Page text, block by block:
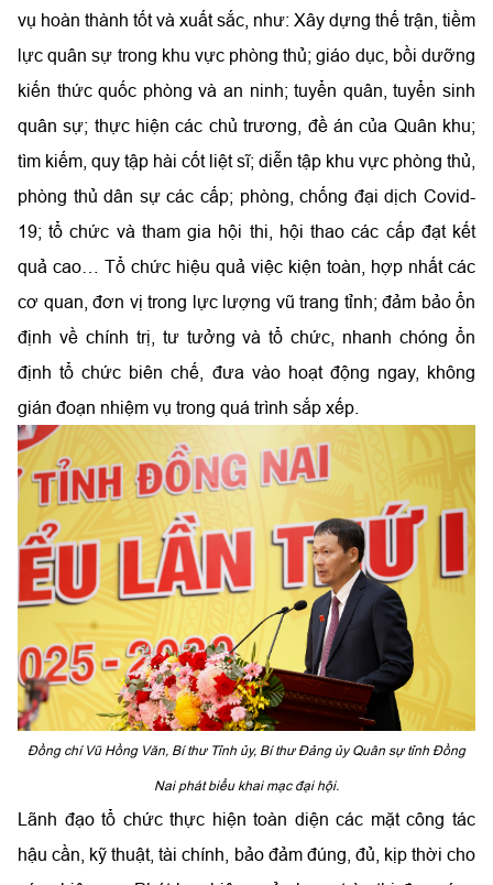
vụ hoàn thành tốt và xuất sắc, như: Xây dựng thế trận, tiềm
lực quân sự trong khu vực phòng thủ; giáo dục, bồi dưỡng
kiến thức quốc phòng và an ninh; tuyển quân, tuyển sinh
quân sự; thực hiện các chủ trương, đề án của Quân khu;
tìm kiếm, quy tập hài cốt liệt sĩ; diễn tập khu vực phòng thủ,
phòng thủ dân sự các cấp; phòng, chống đại dịch Covid-
19; tổ chức và tham gia hội thi, hội thao các cấp đạt kết
quả cao… Tổ chức hiệu quả việc kiện toàn, hợp nhất các
cơ quan, đơn vị trong lực lượng vũ trang tỉnh; đảm bảo ổn
định về chính trị, tư tưởng và tổ chức, nhanh chóng ổn
định tổ chức biên chế, đưa vào hoạt động ngay, không
gián đoạn nhiệm vụ trong quá trình sắp xếp.
Đồng chí Vũ Hồng Văn, Bí thư Tỉnh ủy, Bí thư Đảng ủy Quân sự tỉnh Đồng
Nai phát biểu khai mạc đại hội.
Lãnh đạo tổ chức thực hiện toàn diện các mặt công tác
hậu cần, kỹ thuật, tài chính, bảo đảm đúng, đủ, kịp thời cho